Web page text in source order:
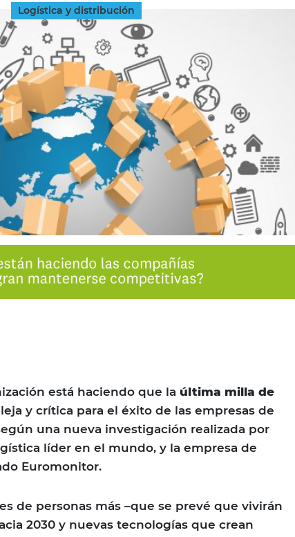
INGRESAR
SUSCRÍBASE
Logística y distribución
está haciendo que la última milla de
y crítica para el éxito de las empresas de
una nueva investigación realizada por
líder en el mundo, y la empresa de
Euromonitor.
de personas más –que se prevé que vivirán
2030 y nuevas tecnologías que crean